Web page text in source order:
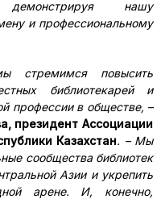
демонстрируя нашу
и профессиональному
стремимся повысить
библиотекарей и
профессии в обществе, –
президент Ассоциации
Казахстан. – Мы
сообщества библиотек
Азии и укрепить
арене. И, конечно,